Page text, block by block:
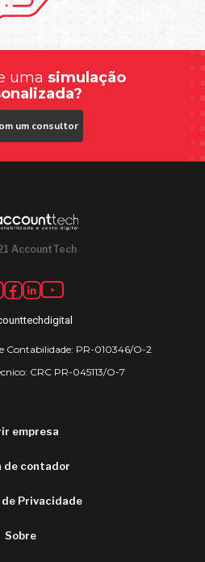
uma simulação
um consultor
AccountTech
Contabilidade: PR-010346/O-2
CRC PR-045113/O-7
empresa
de contador
Privacidade
Sobre